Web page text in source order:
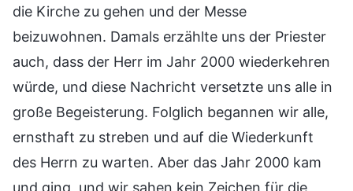
die Kirche zu gehen und der Messe
beizuwohnen. Damals erzählte uns der Priester
auch, dass der Herr im Jahr 2000 wiederkehren
würde, und diese Nachricht versetzte uns alle in
große Begeisterung. Folglich begannen wir alle,
ernsthaft zu streben und auf die Wiederkunft
des Herrn zu warten. Aber das Jahr 2000 kam
und ging, und wir sahen kein Zeichen für die